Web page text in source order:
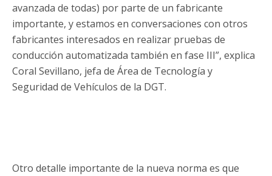
avanzada de todas) por parte de un fabricante
importante, y estamos en conversaciones con otros
fabricantes interesados en realizar pruebas de
conducción automatizada también en fase III”, explica
Coral Sevillano, jefa de Área de Tecnología y
Seguridad de Vehículos de la DGT.
Otro detalle importante de la nueva norma es que